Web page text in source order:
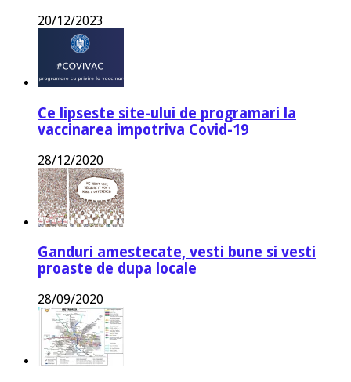
20/12/2023
Ce lipseste site-ului de programari la
vaccinarea impotriva Covid-19
28/12/2020
Ganduri amestecate, vesti bune si vesti
proaste de dupa locale
28/09/2020